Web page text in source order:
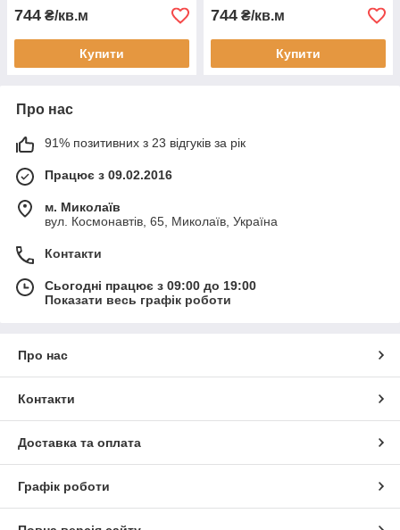
744 ₴/кв.м
Купити
744 ₴/кв.м
Купити
Про нас
91% позитивних з 23 відгуків за рік
Працює з 09.02.2016
м. Миколаїв
вул. Космонавтів, 65, Миколаїв, Україна
Контакти
Сьогодні працює з 09:00 до 19:00
Показати весь графік роботи
Про нас
Контакти
Доставка та оплата
Графік роботи